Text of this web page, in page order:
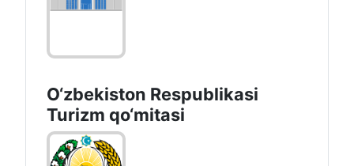
O‘zbekiston Respublikasi
Turizm qo‘mitasi